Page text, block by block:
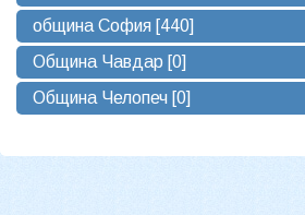
община София [440]
Община Чавдар [0]
Община Челопеч [0]